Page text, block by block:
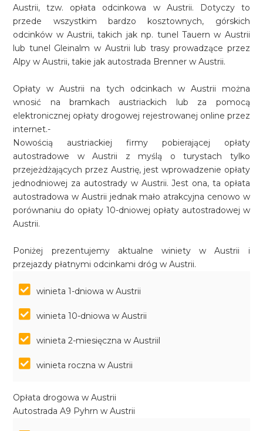
Austrii, tzw. opłata odcinkowa w Austrii. Dotyczy to
przede wszystkim bardzo kosztownych, górskich
odcinków w Austrii, takich jak np. tunel Tauern w Austrii
lub tunel Gleinalm w Austrii lub trasy prowadzące przez
Alpy w Austrii, takie jak autostrada Brenner w Austrii.
Opłaty w Austrii na tych odcinkach w Austrii można
wnosić na bramkach austriackich lub za pomocą
elektronicznej opłaty drogowej rejestrowanej online przez
internet.-
Nowością austriackiej firmy pobierającej opłaty
autostradowe w Austrii z myślą o turystach tylko
przejeżdżających przez Austrię, jest wprowadzenie opłaty
jednodniowej za autostrady w Austrii. Jest ona, ta opłata
autostradowa w Austrii jednak mało atrakcyjna cenowo w
porównaniu do opłaty 10-dniowej opłaty autostradowej w
Austrii.
Poniżej prezentujemy aktualne winiety w Austrii i
przejazdy płatnymi odcinkami dróg w Austrii.
winieta 1-dniowa w Austrii
winieta 10-dniowa w Austrii
winieta 2-miesięczna w Austriil
winieta roczna w Austrii
Opłata drogowa w Austrii
Autostrada A9 Pyhrn w Austrii